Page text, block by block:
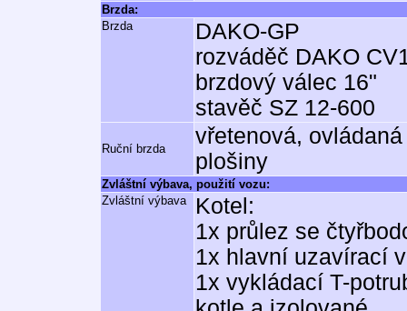
Brzda:
Brzda
DAKO-GP
rozváděč DAKO
brzdový válec 16"
stavěč SZ 12-600
Ruční brzda
vřetenová,
plošiny
Zvláštní výbava, použití vozu:
Zvláštní výbava
Kotel:
1x průlez se
1x hlavní uzavírací
1x vykládací T-